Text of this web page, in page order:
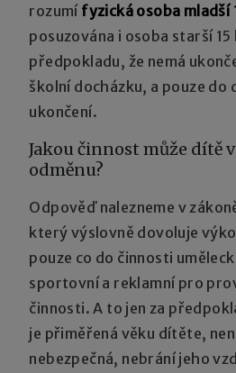
rozumí fyzická osoba mladší
posuzována i osoba starší
předpokladu, že nemá
školní docházku, a pouze do
ukončení.
Jakou činnost může dítě
odměnu?
Odpověď nalezneme v
který výslovně dovoluje
pouze co do činnosti
sportovní a reklamní pro
činnosti. A to jen za
je přiměřená věku dítěte,
nebezpečná, nebrání jeho